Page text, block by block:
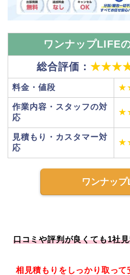
ワンナップLIFE
総合評価：
料金・値段
作業内容・スタッフの対
応
見積もり・カスタマー対
応
ワンナップ
口コミや評判が良くても1社
相見積もりをしっかり取って